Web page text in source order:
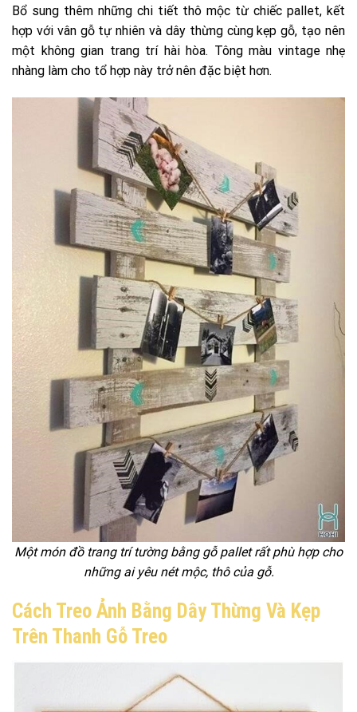
Bổ sung thêm những chi tiết thô mộc từ chiếc pallet, kết
hợp với vân gỗ tự nhiên và dây thừng cùng kẹp gỗ, tạo nên
một không gian trang trí hài hòa. Tông màu vintage nhẹ
nhàng làm cho tổ hợp này trở nên đặc biệt hơn.
Một món đồ trang trí tường bằng gỗ pallet rất phù hợp cho
những ai yêu nét mộc, thô của gỗ.
Cách Treo Ảnh Bằng Dây Thừng Và Kẹp
Trên Thanh Gỗ Treo